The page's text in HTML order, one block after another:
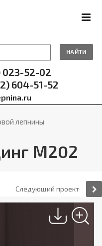
НАЙТИ
023-52-02
604-51-52
лепнины
М202
Следующий проект